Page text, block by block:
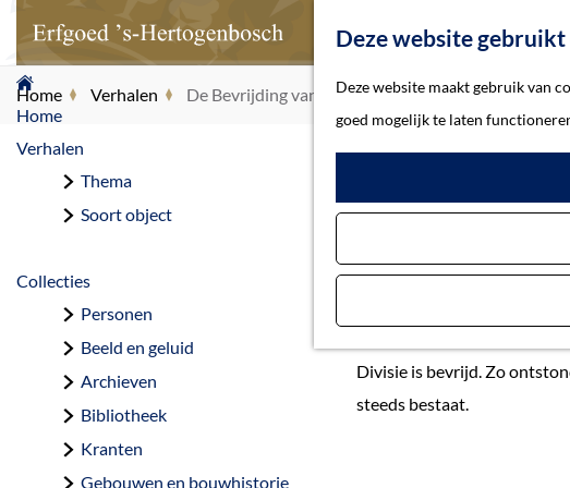
Deze website
Deze website maakt gebruik van
goed mogelijk te laten
G
a
n
d
Home
Verhalen
Thema
Soort object
Collecties
Personen
Beeld en geluid
Archieven
Bibliotheek
Kranten
Gebouwen en bouwhistorie
Home Verhalen De Bevrijding van ’s-Hertogenbosch
De
De bevrijding van 's-
Divisie is bevrijd. Zo
steeds bestaat.